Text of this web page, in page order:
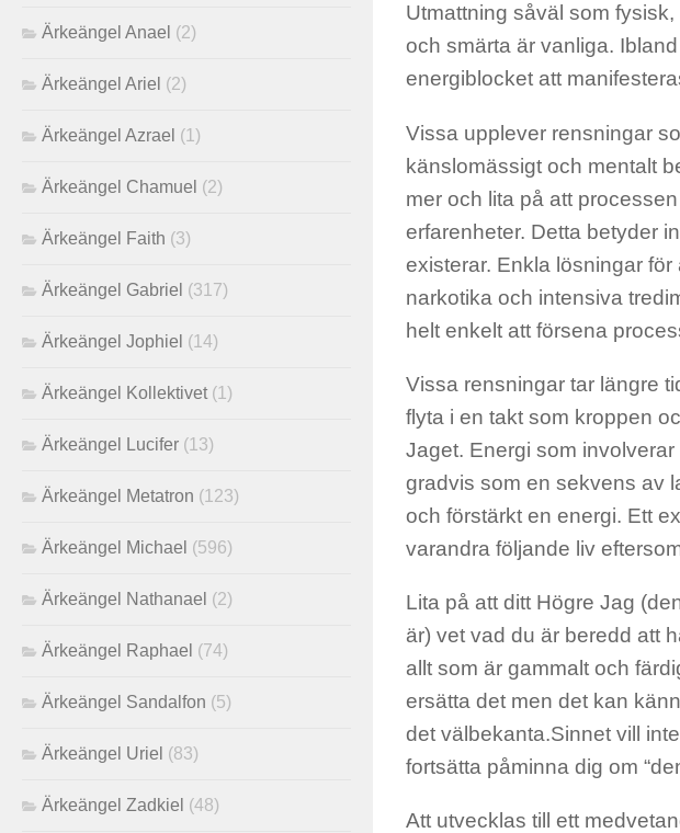
Utmattning såväl som
och smärta är vanliga.
energiblocket att
Vissa upplever rensningar
känslomässigt och mentalt
mer och lita på att
erfarenheter. Detta betyder
existerar. Enkla lösningar
narkotika och intensiva
helt enkelt att försena
Vissa rensningar tar längre
flyta i en takt som kroppen
Jaget. Energi som
gradvis som en sekvens av
och förstärkt en energi. Ett
varandra följande liv
Lita på att ditt Högre Jag
är) vet vad du är beredd att
allt som är gammalt och
ersätta det men det kan
det välbekanta.Sinnet vill
fortsätta påminna dig om
Att utvecklas till ett
Ärkeängel Anael (2)
Ärkeängel Ariel (2)
Ärkeängel Azrael (1)
Ärkeängel Chamuel (2)
Ärkeängel Faith (3)
Ärkeängel Gabriel (317)
Ärkeängel Jophiel (14)
Ärkeängel Kollektivet (1)
Ärkeängel Lucifer (13)
Ärkeängel Metatron (123)
Ärkeängel Michael (596)
Ärkeängel Nathanael (2)
Ärkeängel Raphael (74)
Ärkeängel Sandalfon (5)
Ärkeängel Uriel (83)
Ärkeängel Zadkiel (48)